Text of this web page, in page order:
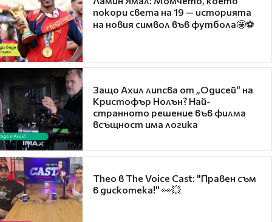
покори света на 19 — историята
на новия символ във футбола🤩⚽
Защо Ахил липсва от „Одисей“ на
Кристофър Нолън? Най-
странното решение във филма
всъщност има логика
Theo в The Voice Cast: "Правен съм
в дискотека!" 👀💥